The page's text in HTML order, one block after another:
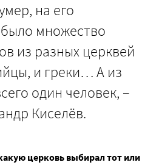
на его
множество
из разных церквей
и греки… А из
один человек, –
Киселёв.
церковь выбирал тот или